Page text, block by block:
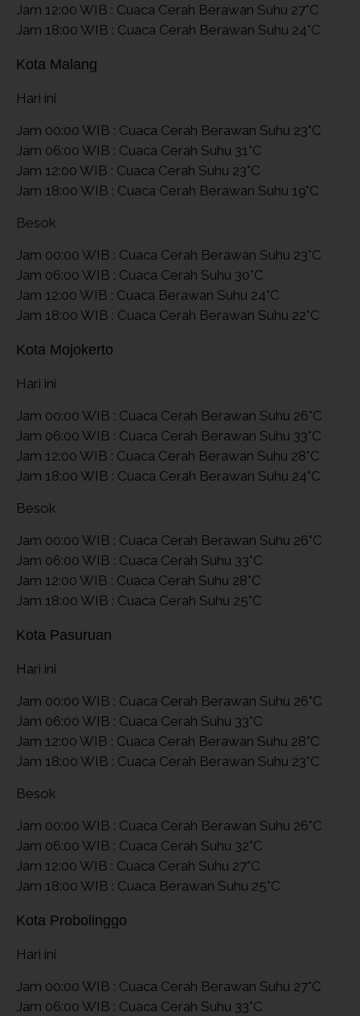
Jam 12:00 WIB : Cuaca Cerah Berawan Suhu 27°C
Jam 18:00 WIB : Cuaca Cerah Berawan Suhu 24°C
Kota Malang
Hari ini
Jam 00:00 WIB : Cuaca Cerah Berawan Suhu 23°C
Jam 06:00 WIB : Cuaca Cerah Suhu 31°C
Jam 12:00 WIB : Cuaca Cerah Suhu 23°C
Jam 18:00 WIB : Cuaca Cerah Berawan Suhu 19°C
Besok
Jam 00:00 WIB : Cuaca Cerah Berawan Suhu 23°C
Jam 06:00 WIB : Cuaca Cerah Suhu 30°C
Jam 12:00 WIB : Cuaca Berawan Suhu 24°C
Jam 18:00 WIB : Cuaca Cerah Berawan Suhu 22°C
Kota Mojokerto
Hari ini
Jam 00:00 WIB : Cuaca Cerah Berawan Suhu 26°C
Jam 06:00 WIB : Cuaca Cerah Berawan Suhu 33°C
Jam 12:00 WIB : Cuaca Cerah Berawan Suhu 28°C
Jam 18:00 WIB : Cuaca Cerah Berawan Suhu 24°C
Besok
Jam 00:00 WIB : Cuaca Cerah Berawan Suhu 26°C
Jam 06:00 WIB : Cuaca Cerah Suhu 33°C
Jam 12:00 WIB : Cuaca Cerah Suhu 28°C
Jam 18:00 WIB : Cuaca Cerah Suhu 25°C
Kota Pasuruan
Hari ini
Jam 00:00 WIB : Cuaca Cerah Berawan Suhu 26°C
Jam 06:00 WIB : Cuaca Cerah Suhu 33°C
Jam 12:00 WIB : Cuaca Cerah Berawan Suhu 28°C
Jam 18:00 WIB : Cuaca Cerah Berawan Suhu 23°C
Besok
Jam 00:00 WIB : Cuaca Cerah Berawan Suhu 26°C
Jam 06:00 WIB : Cuaca Cerah Suhu 32°C
Jam 12:00 WIB : Cuaca Cerah Suhu 27°C
Jam 18:00 WIB : Cuaca Berawan Suhu 25°C
Kota Probolinggo
Hari ini
Jam 00:00 WIB : Cuaca Cerah Berawan Suhu 27°C
Jam 06:00 WIB : Cuaca Cerah Suhu 33°C